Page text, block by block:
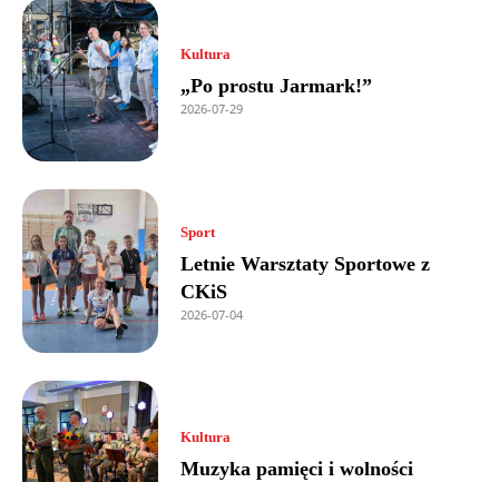
Kultura
„Po prostu Jarmark!”
2026-07-29
Sport
Letnie Warsztaty Sportowe z
CKiS
2026-07-04
Kultura
Muzyka pamięci i wolności